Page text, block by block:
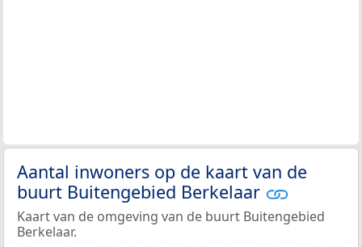
Aantal inwoners op de kaart van de
buurt Buitengebied Berkelaar
Kaart van de omgeving van de buurt Buitengebied
Berkelaar.